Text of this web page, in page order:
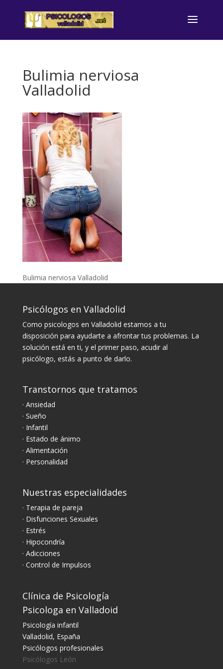
Bulimia nerviosa
Valladolid
Bulimia nerviosa Valladolid
Psicólogos en Valladolid
Como psicologos en Valladolid estamos a tu
disposición para ayudarte a afrontar tus problemas. La
solución está en ti, y el primer paso, acudir al
psicólogo, estás a punto de darlo.
Transtornos que tratamos
· Ansiedad
· Sueño
· Infantil
· Estado de ánimo
· Alimentación
· Personalidad
Nuestras especialidades
· Terapia de pareja
· Disfunciones Sexuales
· Estrés
· Hipocondría
· Adicciones
· Control de Impulsos
Clínica de Psicología
Psicologa en Valladoid
Psicología infantil
Valladolid, España
Psicólogos profesionales
Psicólogos León